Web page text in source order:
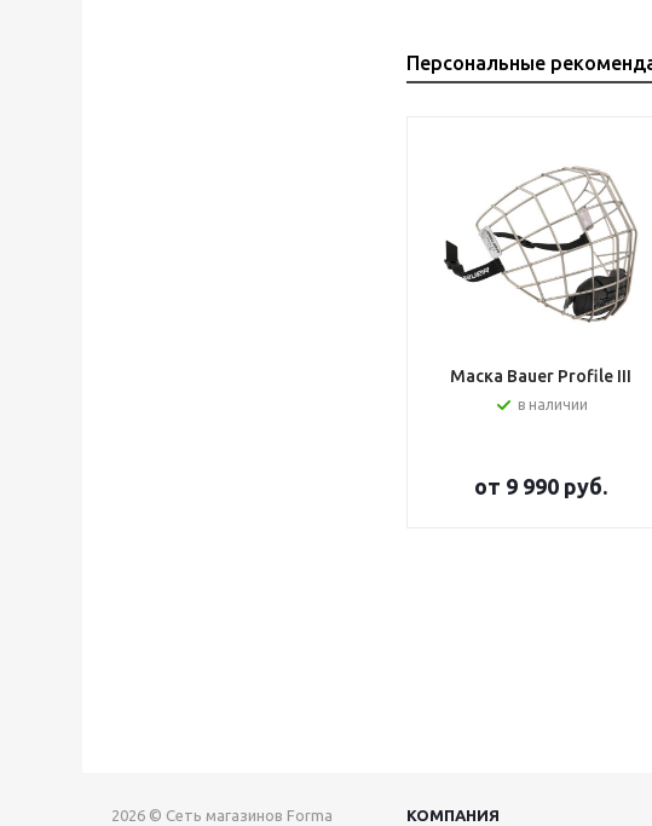
Персональные
Маска Bauer Profile III
в наличии
от 9 990 руб.
2026 © Сеть магазинов Forma КОМПАНИЯ